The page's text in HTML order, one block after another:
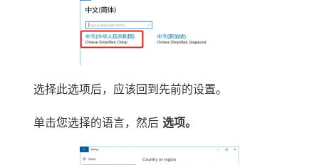
选择此选项后，应该回到先前的设置。
单击您选择的语言，然后 选项。